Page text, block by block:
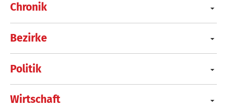
Chronik
Bezirke
Politik
Wirtschaft